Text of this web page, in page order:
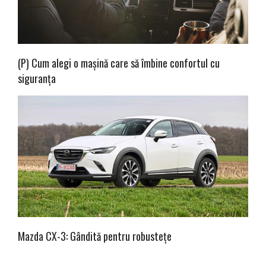
(P) Cum alegi o mașină care să îmbine confortul cu
siguranța
Mazda CX-3: Gândită pentru robustețe